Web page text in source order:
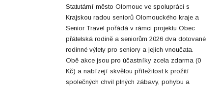
Statutární město Olomouc ve spolupráci s
Krajskou radou seniorů Olomouckého kraje a
Senior Travel pořádá v rámci projektu Obec
přátelská rodině a seniorům 2026 dva dotované
rodinné výlety pro seniory a jejich vnoučata.
Obě akce jsou pro účastníky zcela zdarma (0
Kč) a nabízejí skvělou příležitost k prožití
společných chvil plných zábavy, pohybu a